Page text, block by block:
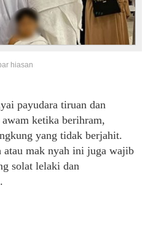
hiasan
payudara tiruan dan
ketika berihram,
yang tidak berjahit.
atau mak nyah ini juga wajib
solat lelaki dan